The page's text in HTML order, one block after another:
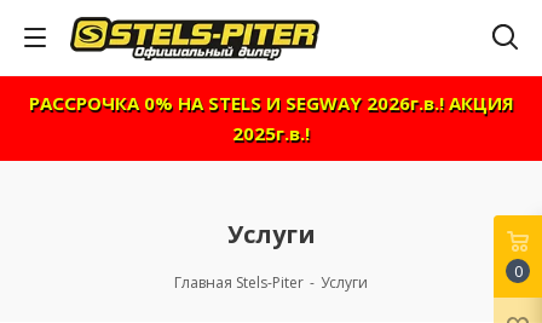
РАССРОЧКА 0% НА STELS И SEGWAY 2026г.в.! АКЦИЯ
2025г.в.!
Услуги
Главная Stels-Piter - Услуги
0